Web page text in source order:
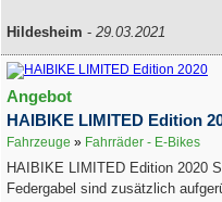
Hildesheim - 29.03.2021
Angebot
HAIBIKE LIMITED Edition
Fahrzeuge » Fahrräder - E-Bikes
HAIBIKE LIMITED Edition 2020
Federgabel sind zusätzlich